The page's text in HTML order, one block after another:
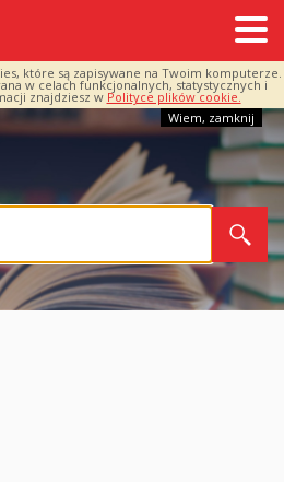
które są zapisywane na Twoim komputerze.
w celach funkcjonalnych, statystycznych i
znajdziesz w Polityce plików cookie.
Wiem, zamknij